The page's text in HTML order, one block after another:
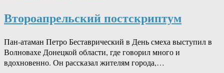
Второапрельский постскриптум
Пан-атаман Петро Беставрический в День смеха выступил в
Волновахе Донецкой области, где говорил много и
вдохновенно. Он рассказал жителям города,…